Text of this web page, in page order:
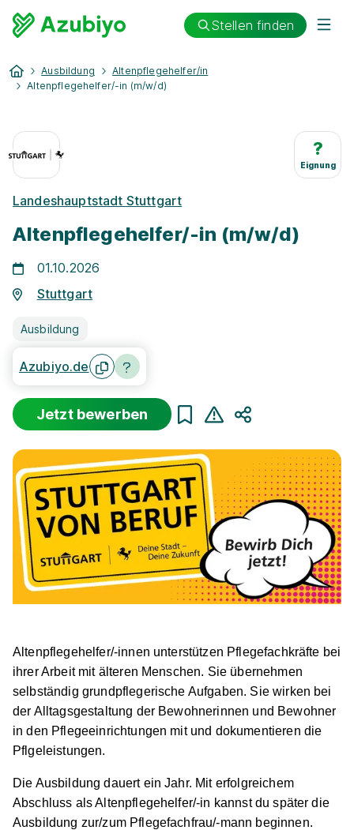
Stellen finden
Ausbildung
Altenpflegehelfer/in
Altenpflegehelfer/-in (m/w/d)
?
Eignung
Landeshauptstadt Stuttgart
Altenpflegehelfer/-in (m/w/d)
01.10.2026
Stuttgart
Ausbildung
Azubiyo.de
Jetzt bewerben
Altenpflegehelfer/-innen unterstützen Pflegefachkräfte bei
ihrer Arbeit mit älteren Menschen. Sie übernehmen
selbständig grundpflegerische Aufgaben. Sie wirken bei
der Alltagsgestaltung der Bewohnerinnen und Bewohner
in den Pflegeeinrichtungen mit und dokumentieren die
Pflgeleistungen.
Die Ausbildung dauert ein Jahr. Mit erfolgreichem
Abschluss als Altenpflegehelfer/-in kannst du später die
Ausbildung zur/zum Pflegefachfrau/-mann beginnen.